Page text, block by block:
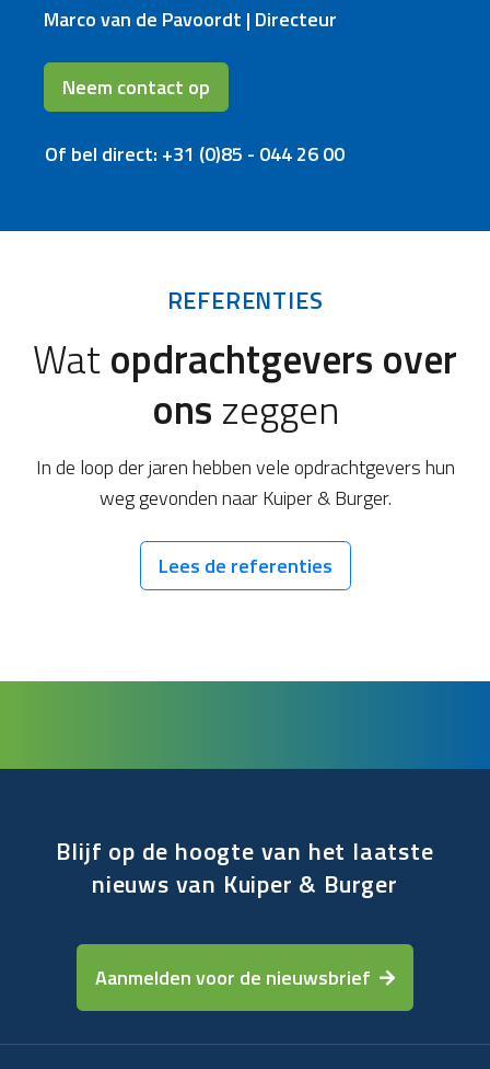
Marco van de Pavoordt | Directeur
Neem contact op
Of bel direct: +31 (0)85 - 044 26 00
REFERENTIES
Watopdrachtgevers over
ons zeggen
In de loop der jaren hebben vele opdrachtgevers hun
weg gevonden naar Kuiper & Burger.
Lees de referenties
Blijf op de hoogte van het laatste
nieuws van Kuiper & Burger
Aanmelden voor de nieuwsbrief